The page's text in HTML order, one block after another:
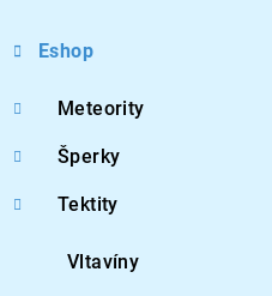
Eshop
Meteority
Šperky
Tektity
Vltavíny